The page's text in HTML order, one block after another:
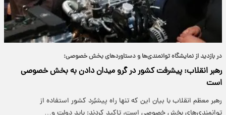
در بازدید از نمایشگاه توانمندی‌ها و دستاوردهای بخش خصوصی:
رهبر انقلاب: پیشرفت کشور در گرو میدان دادن به بخش خصوصی
است
رهبر معظم انقلاب با بیان این که تنها راه پیشبُرد کشور استفاده از